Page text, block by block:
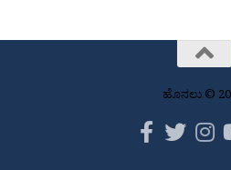
ಹೊನಲು ©